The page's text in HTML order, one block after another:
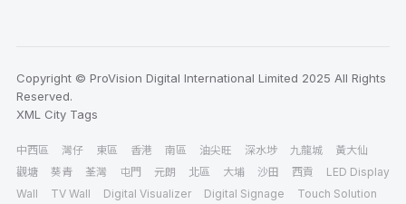
Copyright © ProVision Digital International Limited 2025 All Rights
Reserved.
XML
City Tags
中西區 灣仔 東區 香港 南區 油尖旺 深水埗 九龍城
黃大仙
觀塘
葵青 荃灣 屯門 元朗 北區 大埔 沙田 西貢
LED Display
Wall
TV Wall Digital Visualizer Digital Signage Touch Solution